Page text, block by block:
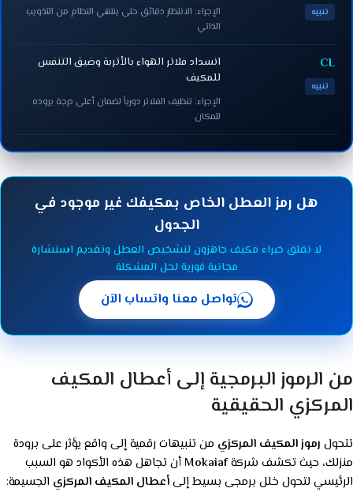
من الرموز البرمجية إلى أعطال المكيف
المركزي الحقيقية
تتحول رموز المكيف المركزي من تنبيهات رقمية إلى واقع يؤثر على برودة
منزلك، حيث تكشف شركةMokaiaf أن تجاهل هذه الأكواد هو السبب
الرئيسي لتحول خلل برمجى بسيط إلىأعطال المكيف المركزي الجسيمة: